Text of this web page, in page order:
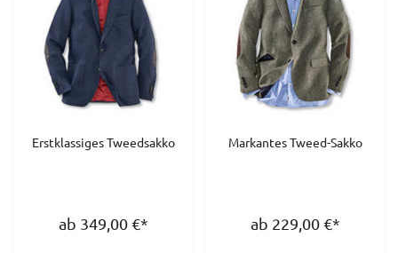
Erstklassiges Tweedsakko
ab 349,00€*
Markantes Tweed-Sakko
ab 229,00€*